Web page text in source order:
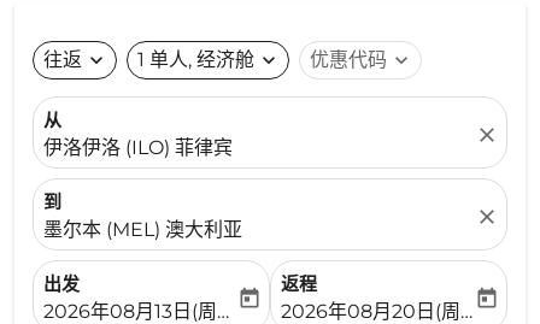
往返 expand_more 1 单人, 经济舱 expand_more 优惠代码 expand_more
从
伊洛伊洛 (ILO) 菲律宾
close
到
墨尔本 (MEL) 澳大利亚
close
出发
fc-booking-departure-date-aria-label
2026年08月13日(周四)
today
返程
fc-booking-return-date-
2026年08月20日(周四)
today